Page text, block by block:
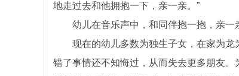
地走过去和他拥抱一下，亲一亲。”
幼儿在音乐声中，和同伴抱一抱，亲一
现在的幼儿多数为独生子女，在家为龙
错了事情还不知悔过，从而失去更多朋友